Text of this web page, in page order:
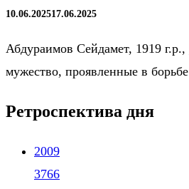
10.06.202517.06.2025
Абдураимов Сейдамет, 1919
мужество, проявленные в
Ретроспектива дня
2009
3766